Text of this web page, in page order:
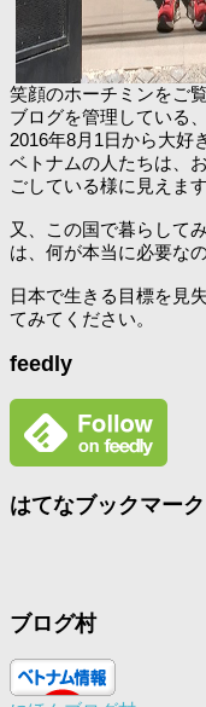
笑顔のホーチミンをご
ブログを管理している
2016年8月1日から大好
ベトナムの人たちは、
ごしている様に見えます
又、この国で暮らして
は、何が本当に必要な
日本で生きる目標を見
てみてください。
feedly
はてなブックマーク
ブログ村